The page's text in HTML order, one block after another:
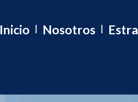
Inicio Nosotros